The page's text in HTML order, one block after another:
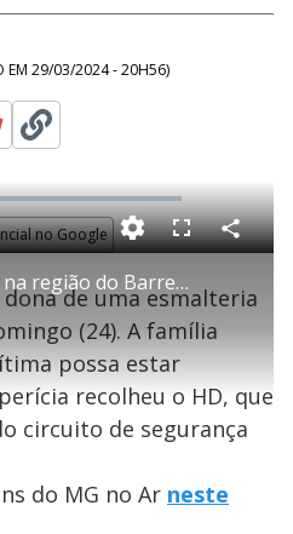
EM 29/03/2024 - 20H56)
no Google
Manicure morta na região do Barreiro é enterrada neste domingo em BH
F
l
s
e
C
o
a
r
de uma esmalteria
(24). A família
possa estar
recolheu o HD, que
circuito de segurança
do MG no Ar neste